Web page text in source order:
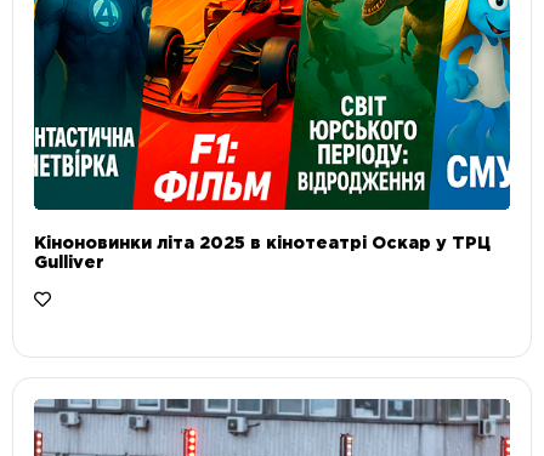
Кіноновинки літа 2025 в кінотеатрі Оскар у ТРЦ
Gulliver